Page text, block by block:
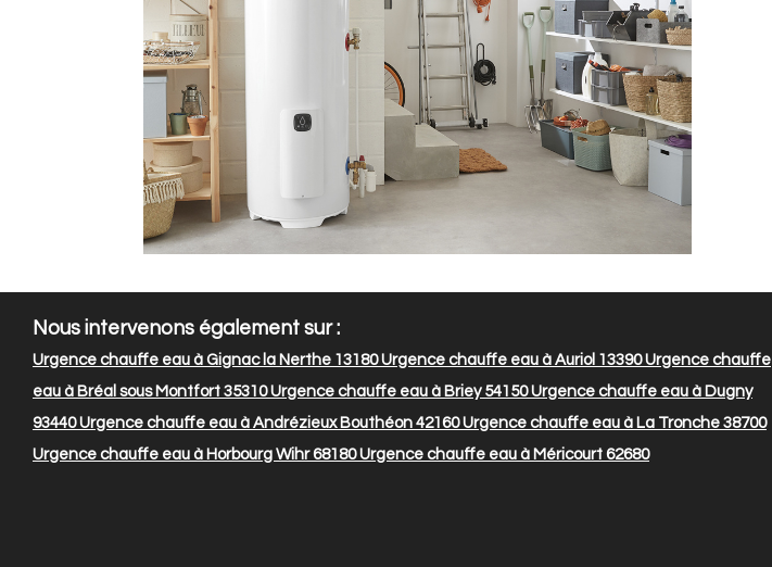
Nous intervenons également sur :
Urgence chauffe eau à Gignac la Nerthe 13180Urgence chauffe eau à Auriol 13390Urgence chauffe
eau à Bréal sous Montfort 35310Urgence chauffe eau à Briey 54150Urgence chauffe eau à Dugny
93440Urgence chauffe eau à Andrézieux Bouthéon 42160Urgence chauffe eau à La Tronche 38700
Urgence chauffe eau à Horbourg Wihr 68180Urgence chauffe eau à Méricourt 62680